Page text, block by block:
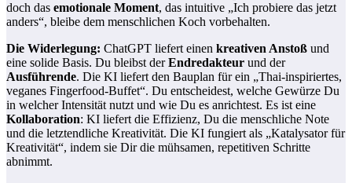
doch das emotionale Moment, das intuitive „Ich probiere das jetzt
anders“, bleibe dem menschlichen Koch vorbehalten.
Die Widerlegung: ChatGPT liefert einen kreativen Anstoß und
eine solide Basis. Du bleibst derEndredakteur und der
Ausführende. Die KI liefert den Bauplan für ein „Thai-inspiriertes,
veganes Fingerfood-Buffet“. Du entscheidest, welche Gewürze Du
in welcher Intensität nutzt und wie Du es anrichtest. Es ist eine
Kollaboration: KI liefert die Effizienz, Du die menschliche Note
und die letztendliche Kreativität. Die KI fungiert als „Katalysator für
Kreativität“, indem sie Dir die mühsamen, repetitiven Schritte
abnimmt.